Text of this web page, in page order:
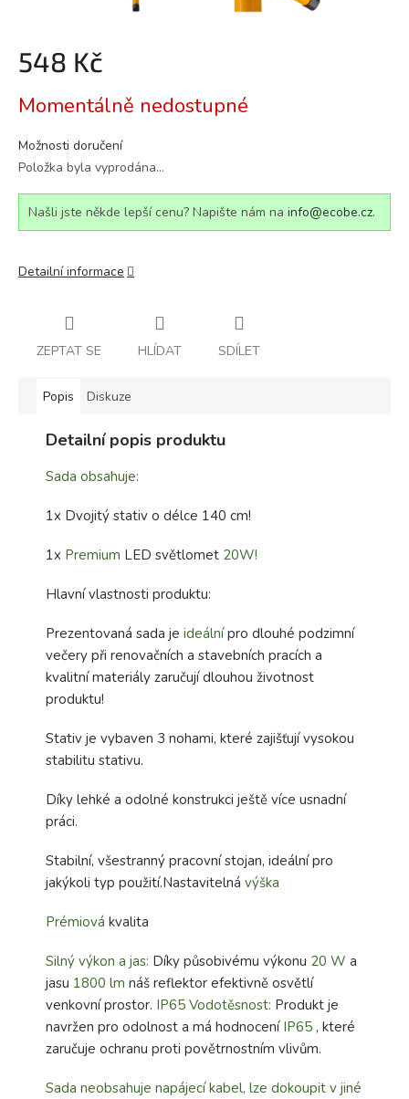
548 Kč
cena:
Momentálně nedostupné
Možnosti doručení
Položka byla vyprodána…
Našli jste někde lepší cenu? Napište nám na info@ecobe.cz.
Detailní informace
ZEPTAT SE HLÍDAT SDÍLET
Popis Diskuze
Detailní popis produktu
Sada obsahuje:
1x Dvojitý stativ o délce 140 cm!
1x Premium LED světlomet 20W!
Hlavní vlastnosti produktu:
Prezentovaná sada je ideálnípro dlouhé podzimní
večery při renovačních a stavebních pracích a
kvalitní materiály zaručují dlouhou životnost
produktu!
Stativ je vybaven 3 nohami, které zajišťují vysokou
stabilitu stativu.
Díky lehké a odolné konstrukci ještě více usnadní
práci.
Stabilní, všestranný pracovní stojan, ideální pro
jakýkoli typ použití.Nastavitelná výška
Prémiová kvalita
Silný výkon a jas: Díky působivému výkonu 20 W a
jasu 1800 lm náš reflektor efektivně osvětlí
venkovní prostor. IP65 Vodotěsnost: Produkt je
navržen pro odolnost a má hodnocení IP65 , které
zaručuje ochranu proti povětrnostním vlivům.
Sada neobsahuje napájecí kabel, lze dokoupit v jiné